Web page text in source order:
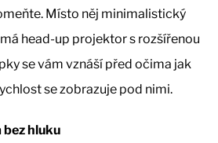
Místo něj minimalistický
head-up projektor s rozšířenou
se vám vznáší před očima jak
se zobrazuje pod nimi.
bez hluku